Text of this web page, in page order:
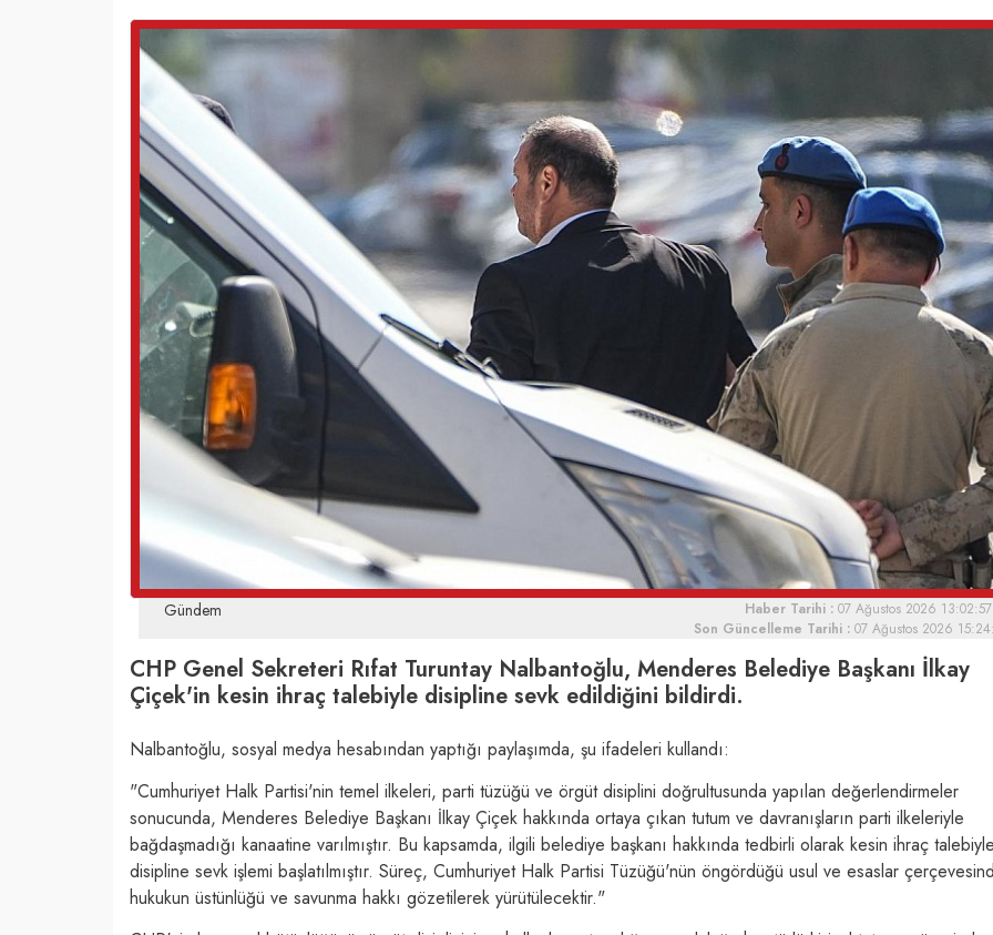
Gündem Haber Tarihi : 07 Ağustos 2026 13:02:57
Son Güncelleme Tarihi : 07 Ağustos 2026
CHP Genel Sekreteri Rıfat Turuntay Nalbantoğlu, Menderes Belediye Başkanı İlkay
Çiçek'in kesin ihraç talebiyle disipline sevk edildiğini bildirdi.
Nalbantoğlu, sosyal medya hesabından yaptığı paylaşımda, şu ifadeleri kullandı:
"Cumhuriyet Halk Partisi'nin temel ilkeleri, parti tüzüğü ve örgüt disiplini doğrultusunda yapılan değerlendirmeler
sonucunda, Menderes Belediye Başkanı İlkay Çiçek hakkında ortaya çıkan tutum ve davranışların parti ilkeleriyle
bağdaşmadığı kanaatine varılmıştır. Bu kapsamda, ilgili belediye başkanı hakkında tedbirli olarak kesin ihraç talebiyle
disipline sevk işlemi başlatılmıştır. Süreç, Cumhuriyet Halk Partisi Tüzüğü'nün öngördüğü usul ve esaslar
hukukun üstünlüğü ve savunma hakkı gözetilerek yürütülecektir."